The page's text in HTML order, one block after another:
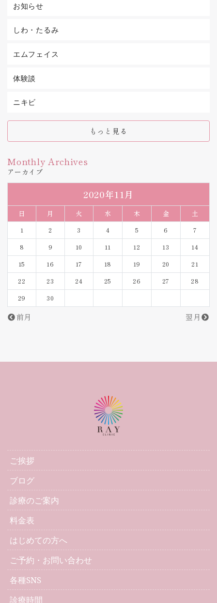
お知らせ
しわ・たるみ
エムフェイス
体験談
ニキビ
もっと見る
Monthly Archives
アーカイブ
2020年11月
日 月 火 水 木 金
土
1
2 3 4 5 6
7
8
9 10 11 12 13
14
15
16 17 18 19 20
21
22
23 24 25 26 27
28
29
30
前月 翌月
ご挨拶
ブログ
診療のご案内
料金表
はじめての方へ
ご予約・お問い合わせ
各種SNS
診療時間